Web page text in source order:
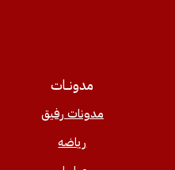
مدونــات
مدونات رفيق
رياضه